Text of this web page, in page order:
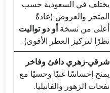
يختلف في السعودية حسب
المتجر والعروض (عادةً
أعلى من نسخة أو دو تواليت
نظرًا لتركيز العطر الأقوى).
شرقي‑زهري دافئ وفاخر
يمنح إحساسًا غنيًا وحسيًا مع
نفحات الزهور والفانيليا.